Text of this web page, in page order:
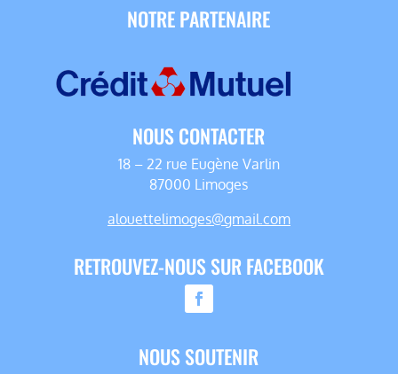
NOTRE PARTENAIRE
NOUS CONTACTER
18 – 22 rue Eugène Varlin
87000 Limoges
alouettelimoges@gmail.com
RETROUVEZ-NOUS SUR FACEBOOK
NOUS SOUTENIR